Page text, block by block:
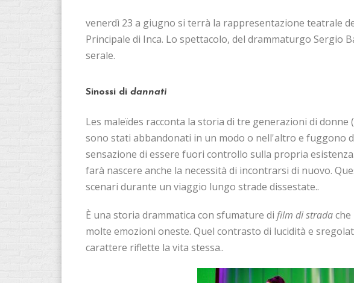
venerdì 23 a giugno si terrà la rappresentazione teatrale
Principale di Inca. Lo spettacolo, del drammaturgo Sergio
serale.
Sinossi di dannati
Les maleïdes racconta la storia di tre generazioni di donne
sono stati abbandonati in un modo o nell'altro e fuggono
sensazione di essere fuori controllo sulla propria
farà nascere anche la necessità di incontrarsi di nuovo.
scenari durante un viaggio lungo strade dissestate..
È una storia drammatica con sfumature di film di strada
molte emozioni oneste. Quel contrasto di lucidità e
carattere riflette la vita stessa..